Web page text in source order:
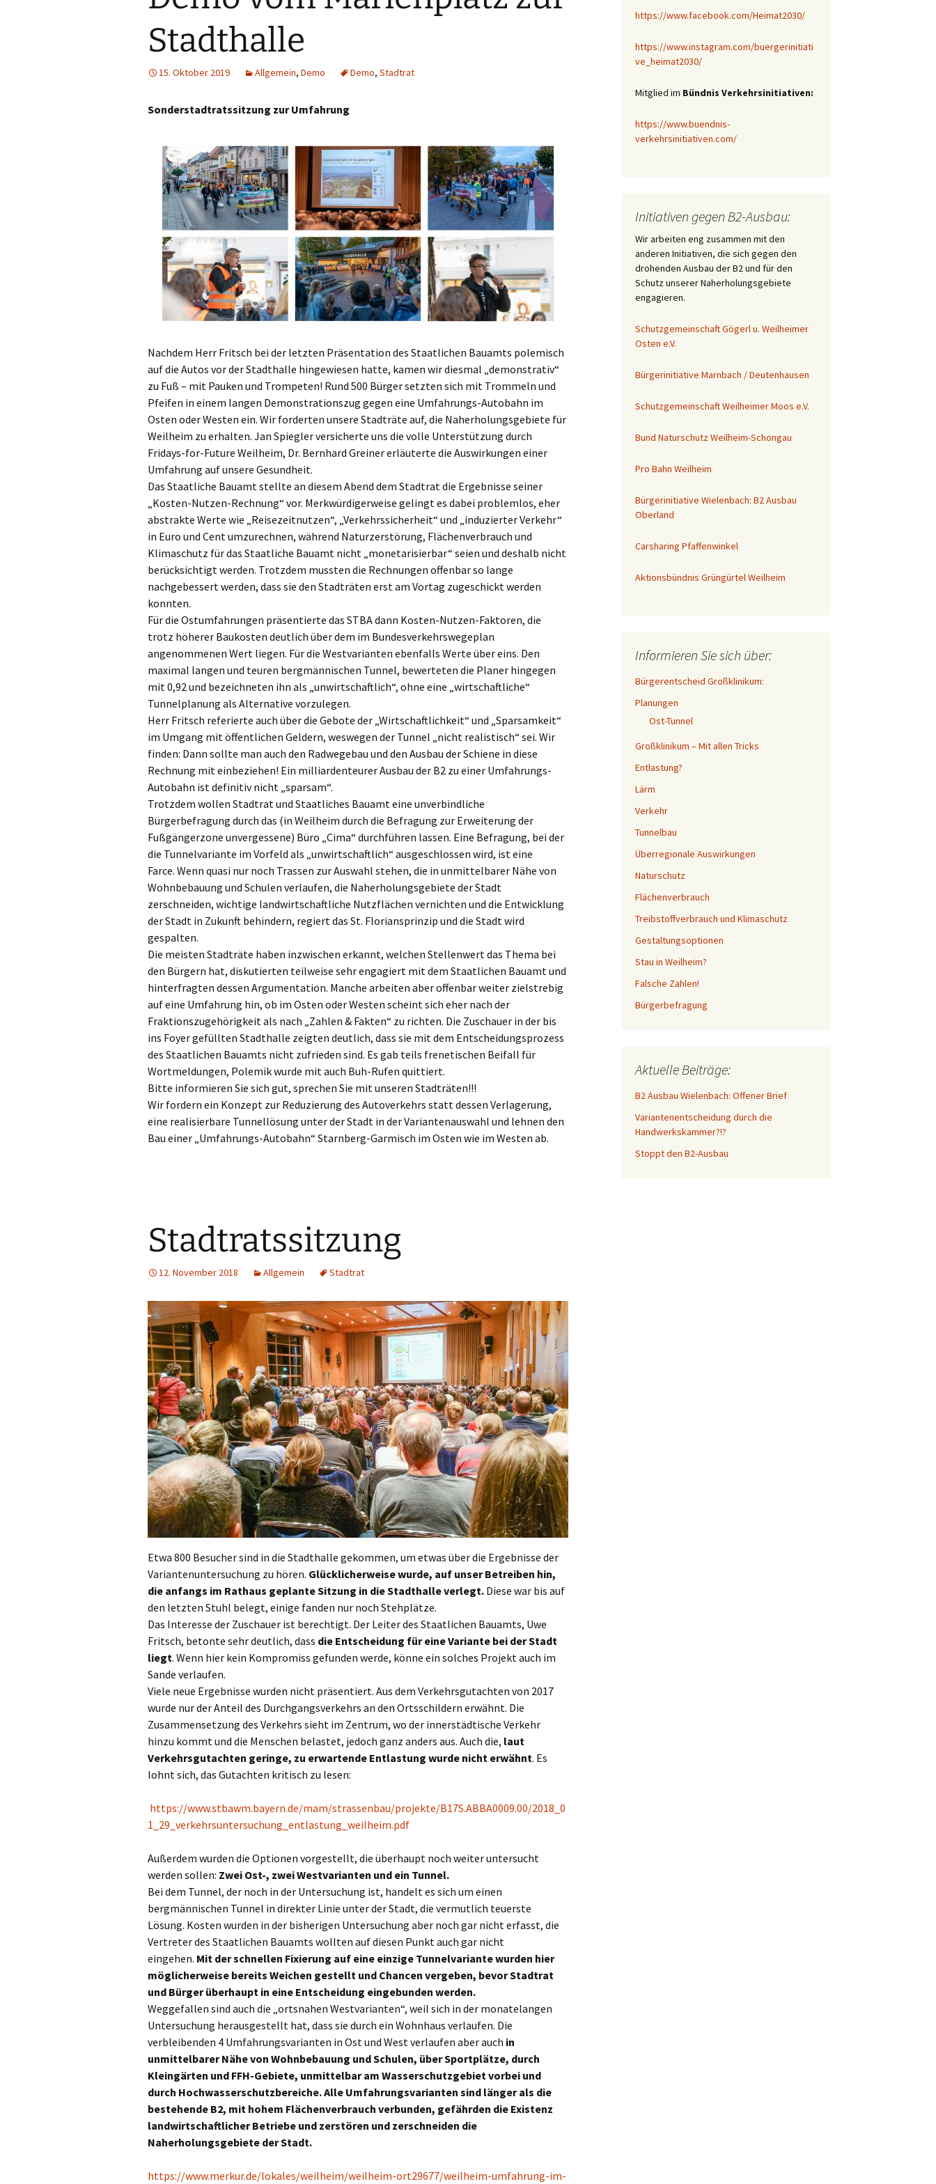
Entlastung? VCD-Lärmrechner
Tunnelbau
Auswirkungen
Flächenverbrauch
Treibstoffverbrauch und
Gestaltungsoptionen
Bürgerbefragung
Stadthalle
15. Oktober 2019 Allgemein, Demo Demo, Stadtrat
Sonderstadtratssitzung zur Umfahrung
Nachdem Herr Fritsch bei der letzten Präsentation des Staatlichen Bauamts polemisch
auf die Autos vor der Stadthalle hingewiesen hatte, kamen wir diesmal „demonstrativ“
zu Fuß – mit Pauken und Trompeten! Rund 500 Bürger setzten sich mit Trommeln und
Pfeifen in einem langen Demonstrationszug gegen eine Umfahrungs-Autobahn im
Osten oder Westen ein. Wir forderten unsere Stadträte auf, die Naherholungsgebiete für
Weilheim zu erhalten. Jan Spiegler versicherte uns die volle Unterstützung durch
Fridays-for-Future Weilheim, Dr. Bernhard Greiner erläuterte die Auswirkungen einer
Umfahrung auf unsere Gesundheit.
Das Staatliche Bauamt stellte an diesem Abend dem Stadtrat die Ergebnisse seiner
„Kosten-Nutzen-Rechnung“ vor. Merkwürdigerweise gelingt es dabei problemlos, eher
abstrakte Werte wie „Reisezeitnutzen“, „Verkehrssicherheit“ und „induzierter Verkehr“
in Euro und Cent umzurechnen, während Naturzerstörung, Flächenverbrauch und
Klimaschutz für das Staatliche Bauamt nicht „monetarisierbar“ seien und deshalb nicht
berücksichtigt werden. Trotzdem mussten die Rechnungen offenbar so lange
nachgebessert werden, dass sie den Stadträten erst am Vortag zugeschickt werden
konnten.
Für die Ostumfahrungen präsentierte das STBA dann Kosten-Nutzen-Faktoren, die
trotz höherer Baukosten deutlich über dem im Bundesverkehrswegeplan
angenommenen Wert liegen. Für die Westvarianten ebenfalls Werte über eins. Den
maximal langen und teuren bergmännischen Tunnel, bewerteten die Planer hingegen
mit 0,92 und bezeichneten ihn als „unwirtschaftlich“, ohne eine „wirtschaftliche“
Tunnelplanung als Alternative vorzulegen.
Herr Fritsch referierte auch über die Gebote der „Wirtschaftlichkeit“ und „Sparsamkeit“
im Umgang mit öffentlichen Geldern, weswegen der Tunnel „nicht realistisch“ sei. Wir
finden: Dann sollte man auch den Radwegebau und den Ausbau der Schiene in diese
Rechnung mit einbeziehen! Ein milliardenteurer Ausbau der B2 zu einer Umfahrungs-
Autobahn ist definitiv nicht „sparsam“.
Trotzdem wollen Stadtrat und Staatliches Bauamt eine unverbindliche
Bürgerbefragung durch das (in Weilheim durch die Befragung zur Erweiterung der
Fußgängerzone unvergessene) Büro „Cima“ durchführen lassen. Eine Befragung, bei der
die Tunnelvariante im Vorfeld als „unwirtschaftlich“ ausgeschlossen wird, ist eine
Farce. Wenn quasi nur noch Trassen zur Auswahl stehen, die in unmittelbarer Nähe von
Wohnbebauung und Schulen verlaufen, die Naherholungsgebiete der Stadt
zerschneiden, wichtige landwirtschaftliche Nutzflächen vernichten und die Entwicklung
der Stadt in Zukunft behindern, regiert das St. Floriansprinzip und die Stadt wird
gespalten.
Die meisten Stadträte haben inzwischen erkannt, welchen Stellenwert das Thema bei
den Bürgern hat, diskutierten teilweise sehr engagiert mit dem Staatlichen Bauamt und
hinterfragten dessen Argumentation. Manche arbeiten aber offenbar weiter zielstrebig
auf eine Umfahrung hin, ob im Osten oder Westen scheint sich eher nach der
Fraktionszugehörigkeit als nach „Zahlen & Fakten“ zu richten. Die Zuschauer in der bis
ins Foyer gefüllten Stadthalle zeigten deutlich, dass sie mit dem Entscheidungsprozess
des Staatlichen Bauamts nicht zufrieden sind. Es gab teils frenetischen Beifall für
Wortmeldungen, Polemik wurde mit auch Buh-Rufen quittiert.
Bitte informieren Sie sich gut, sprechen Sie mit unseren Stadträten!!!
Wir fordern ein Konzept zur Reduzierung des Autoverkehrs statt dessen Verlagerung,
eine realisierbare Tunnellösung unter der Stadt in der Variantenauswahl und lehnen den
Bau einer „Umfahrungs-Autobahn“ Starnberg-Garmisch im Osten wie im Westen ab.
Stadtratssitzung
12. November 2018 Allgemein Stadtrat
Etwa 800 Besucher sind in die Stadthalle gekommen, um etwas über die Ergebnisse der
Variantenuntersuchung zu hören. Glücklicherweise wurde, auf unser Betreiben hin,
die anfangs im Rathaus geplante Sitzung in die Stadthalle verlegt. Diese war bis auf
den letzten Stuhl belegt, einige fanden nur noch Stehplätze.
Das Interesse der Zuschauer ist berechtigt. Der Leiter des Staatlichen Bauamts, Uwe
Fritsch, betonte sehr deutlich, dass die Entscheidung für eine Variante bei der Stadt
liegt. Wenn hier kein Kompromiss gefunden werde, könne ein solches Projekt auch im
Sande verlaufen.
Viele neue Ergebnisse wurden nicht präsentiert. Aus dem Verkehrsgutachten von 2017
wurde nur der Anteil des Durchgangsverkehrs an den Ortsschildern erwähnt. Die
Zusammensetzung des Verkehrs sieht im Zentrum, wo der innerstädtische Verkehr
hinzu kommt und die Menschen belastet, jedoch ganz anders aus. Auch die, laut
Verkehrsgutachten geringe, zu erwartende Entlastung wurde nicht erwähnt. Es
lohnt sich, das Gutachten kritisch zu lesen:
https://www.stbawm.bayern.de/mam/strassenbau/projekte/B17S.ABBA0009.00/2018_0
1_29_verkehrsuntersuchung_entlastung_weilheim.pdf
Außerdem wurden die Optionen vorgestellt, die überhaupt noch weiter untersucht
werden sollen: Zwei Ost-, zwei Westvarianten und ein Tunnel.
Bei dem Tunnel, der noch in der Untersuchung ist, handelt es sich um einen
bergmännischen Tunnel in direkter Linie unter der Stadt, die vermutlich teuerste
Lösung. Kosten wurden in der bisherigen Untersuchung aber noch gar nicht erfasst, die
Vertreter des Staatlichen Bauamts wollten auf diesen Punkt auch gar nicht
eingehen. Mit der schnellen Fixierung auf eine einzige Tunnelvariante wurden hier
möglicherweise bereits Weichen gestellt und Chancen vergeben, bevor Stadtrat
und Bürger überhaupt in eine Entscheidung eingebunden werden.
Weggefallen sind auch die „ortsnahen Westvarianten“, weil sich in der monatelangen
Untersuchung herausgestellt hat, dass sie durch ein Wohnhaus verlaufen. Die
verbleibenden 4 Umfahrungsvarianten in Ost und West verlaufen aber auch in
unmittelbarer Nähe von Wohnbebauung und Schulen, über Sportplätze, durch
Kleingärten und FFH-Gebiete, unmittelbar am Wasserschutzgebiet vorbei und
durch Hochwasserschutzbereiche. Alle Umfahrungsvarianten sind länger als die
bestehende B2, mit hohem Flächenverbrauch verbunden, gefährden die Existenz
landwirtschaftlicher Betriebe und zerstören und zerschneiden die
Naherholungsgebiete der Stadt.
https://www.merkur.de/lokales/weilheim/weilheim-ort29677/weilheim-umfahrung-im-
https://www.facebook.com/Heimat2030/
https://www.instagram.com/buergerinitiati
ve_heimat2030/
Mitglied im Bündnis Verkehrsinitiativen:
https://www.buendnis-
verkehrsinitiativen.com/
Initiativen gegen B2-Ausbau:
Wir arbeiten eng zusammen mit den
anderen Initiativen, die sich gegen den
drohenden Ausbau der B2 und für den
Schutz unserer Naherholungsgebiete
engagieren.
Schutzgemeinschaft Gögerl u. Weilheimer
Osten e.V.
Bürgerinitiative Marnbach / Deutenhausen
Schutzgemeinschaft Weilheimer Moos e.V.
Bund Naturschutz Weilheim-Schongau
Pro Bahn Weilheim
Bürgerinitiative Wielenbach: B2 Ausbau
Oberland
Carsharing Pfaffenwinkel
Aktionsbündnis Grüngürtel Weilheim
Informieren Sie sich über:
Bürgerentscheid Großklinikum:
Planungen
Ost-Tunnel
Großklinikum – Mit allen Tricks
Entlastung?
Lärm
Verkehr
Tunnelbau
Überregionale Auswirkungen
Naturschutz
Flächenverbrauch
Treibstoffverbrauch und Klimaschutz
Gestaltungsoptionen
Stau in Weilheim?
Falsche Zahlen!
Bürgerbefragung
Aktuelle Beiträge:
B2 Ausbau Wielenbach: Offener Brief
Variantenentscheidung durch die
Handwerkskammer?!?
Stoppt den B2-Ausbau